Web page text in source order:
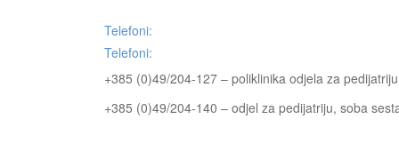
Telefoni:
Telefoni:
+385 (0)49/204-127 – poliklinika odjela za pedijatriju
+385 (0)49/204-140 – odjel za pedijatriju, soba